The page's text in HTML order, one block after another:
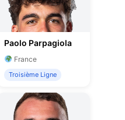
Paolo Parpagiola
France
Troisième Ligne